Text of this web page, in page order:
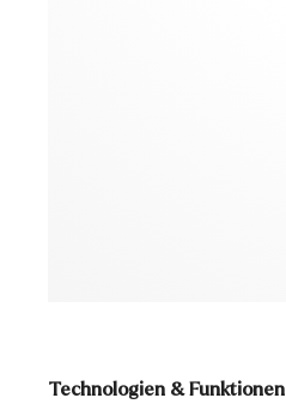
Technologien & Funktionen